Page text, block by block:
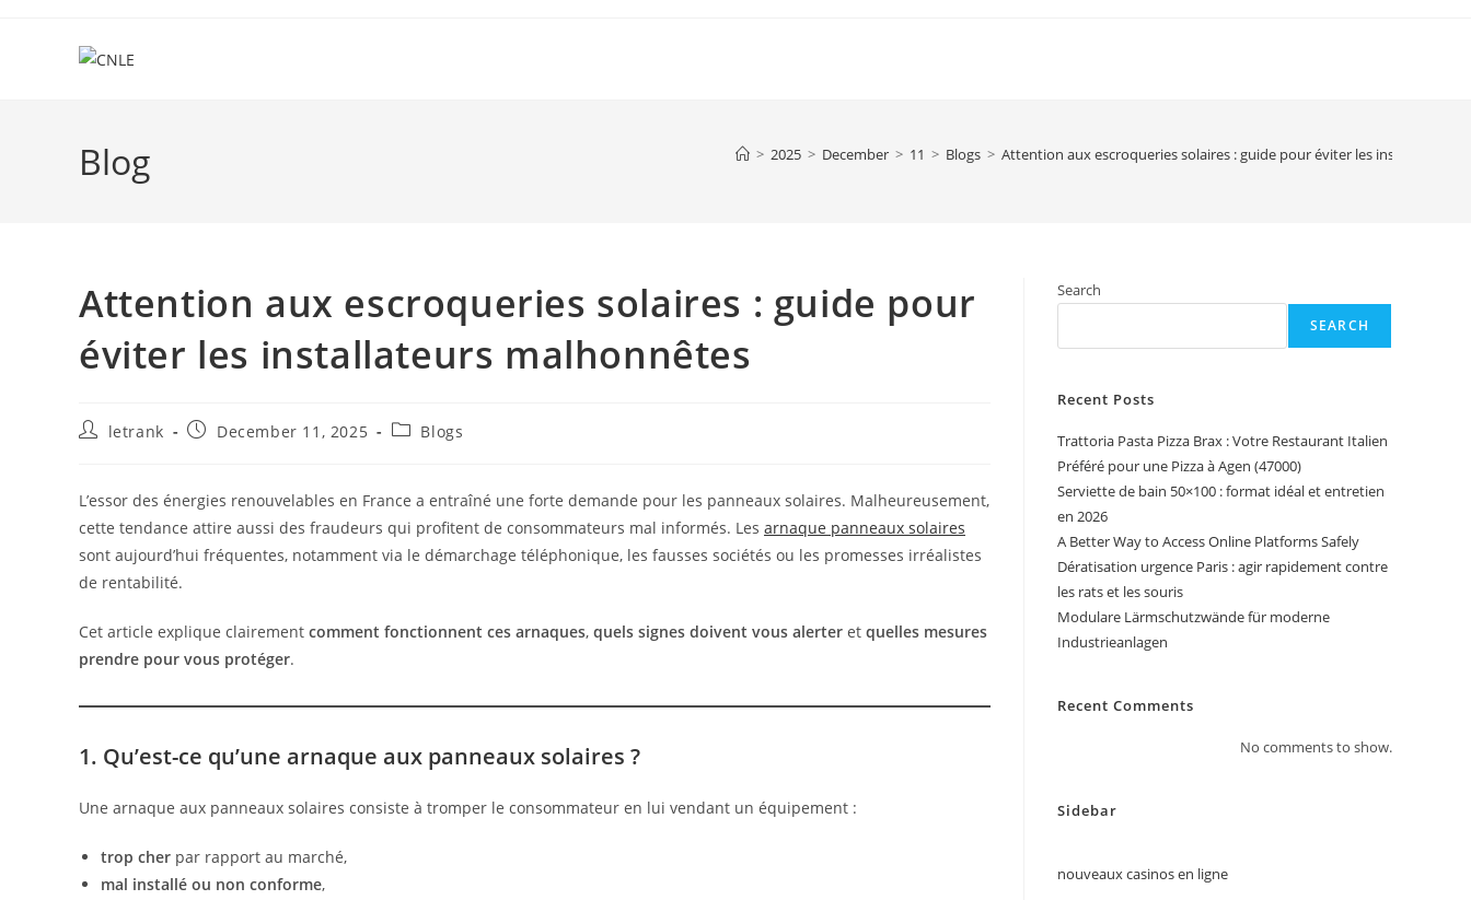
Blog > 2025 > December > 11 > Blogs > Attention aux escroqueries solaires : guide pour éviter les installateurs
Attention aux escroqueries solaires : guide pour
éviter les installateurs malhonnêtes
Postletrank
PostDecember 11, 2025
PostBlogs
L’essor des énergies renouvelables en France a entraîné une forte demande pour les panneaux solaires. Malheureusement,
cette tendance attire aussi des fraudeurs qui profitent de consommateurs mal informés. Les arnaque panneaux solaires
sont aujourd’hui fréquentes, notamment via le démarchage téléphonique, les fausses sociétés ou les promesses irréalistes
de rentabilité.
Cet article explique clairement comment fonctionnent ces arnaques, quels signes doivent vous alerter et quelles mesures
prendre pour vous protéger.
1. Qu’est-ce qu’une arnaque aux panneaux solaires ?
Une arnaque aux panneaux solaires consiste à tromper le consommateur en lui vendant un équipement :
trop cher par rapport au marché,
mal installé ou non conforme,
Search
SEARCH
Recent Posts
Trattoria Pasta Pizza Brax : Votre Restaurant Italien
Préféré pour une Pizza à Agen (47000)
Serviette de bain 50×100 : format idéal et entretien
en 2026
A Better Way to Access Online Platforms Safely
Dératisation urgence Paris : agir rapidement contre
les rats et les souris
Modulare Lärmschutzwände für moderne
Industrieanlagen
Recent Comments
No comments to show.
Sidebar
nouveaux casinos en ligne